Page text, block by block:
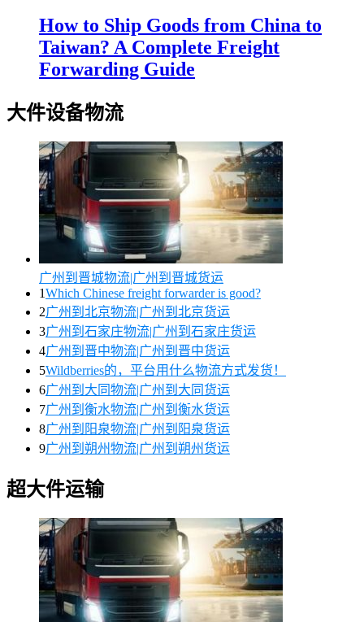
How to Ship Goods from China to
Taiwan? A Complete Freight
Forwarding Guide
大件设备物流
广州到晋城物流|广州到晋城货运
1Which Chinese freight forwarder is good?
2广州到北京物流|广州到北京货运
3广州到石家庄物流|广州到石家庄货运
4广州到晋中物流|广州到晋中货运
5Wildberries的，平台用什么物流方式发货！
6广州到大同物流|广州到大同货运
7广州到衡水物流|广州到衡水货运
8广州到阳泉物流|广州到阳泉货运
9广州到朔州物流|广州到朔州货运
超大件运输